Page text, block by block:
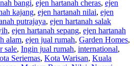
bangi, ejen hartanah cheras, ejen
kajang, ejen hartanah nilai, ejen
putrajaya, ejen hartanah salak
, ejen hartanah sepang, ejen hartanah
alam, ejen jual rumah, Garden Homes,
sale, Ingin jual rumah, international,
Seriemas, Kota Warisan, Kuala